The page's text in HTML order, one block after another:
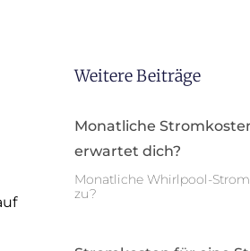
Weitere Beiträge
Monatliche
erwartet dich?
Monatliche Whirlpool-
zu?